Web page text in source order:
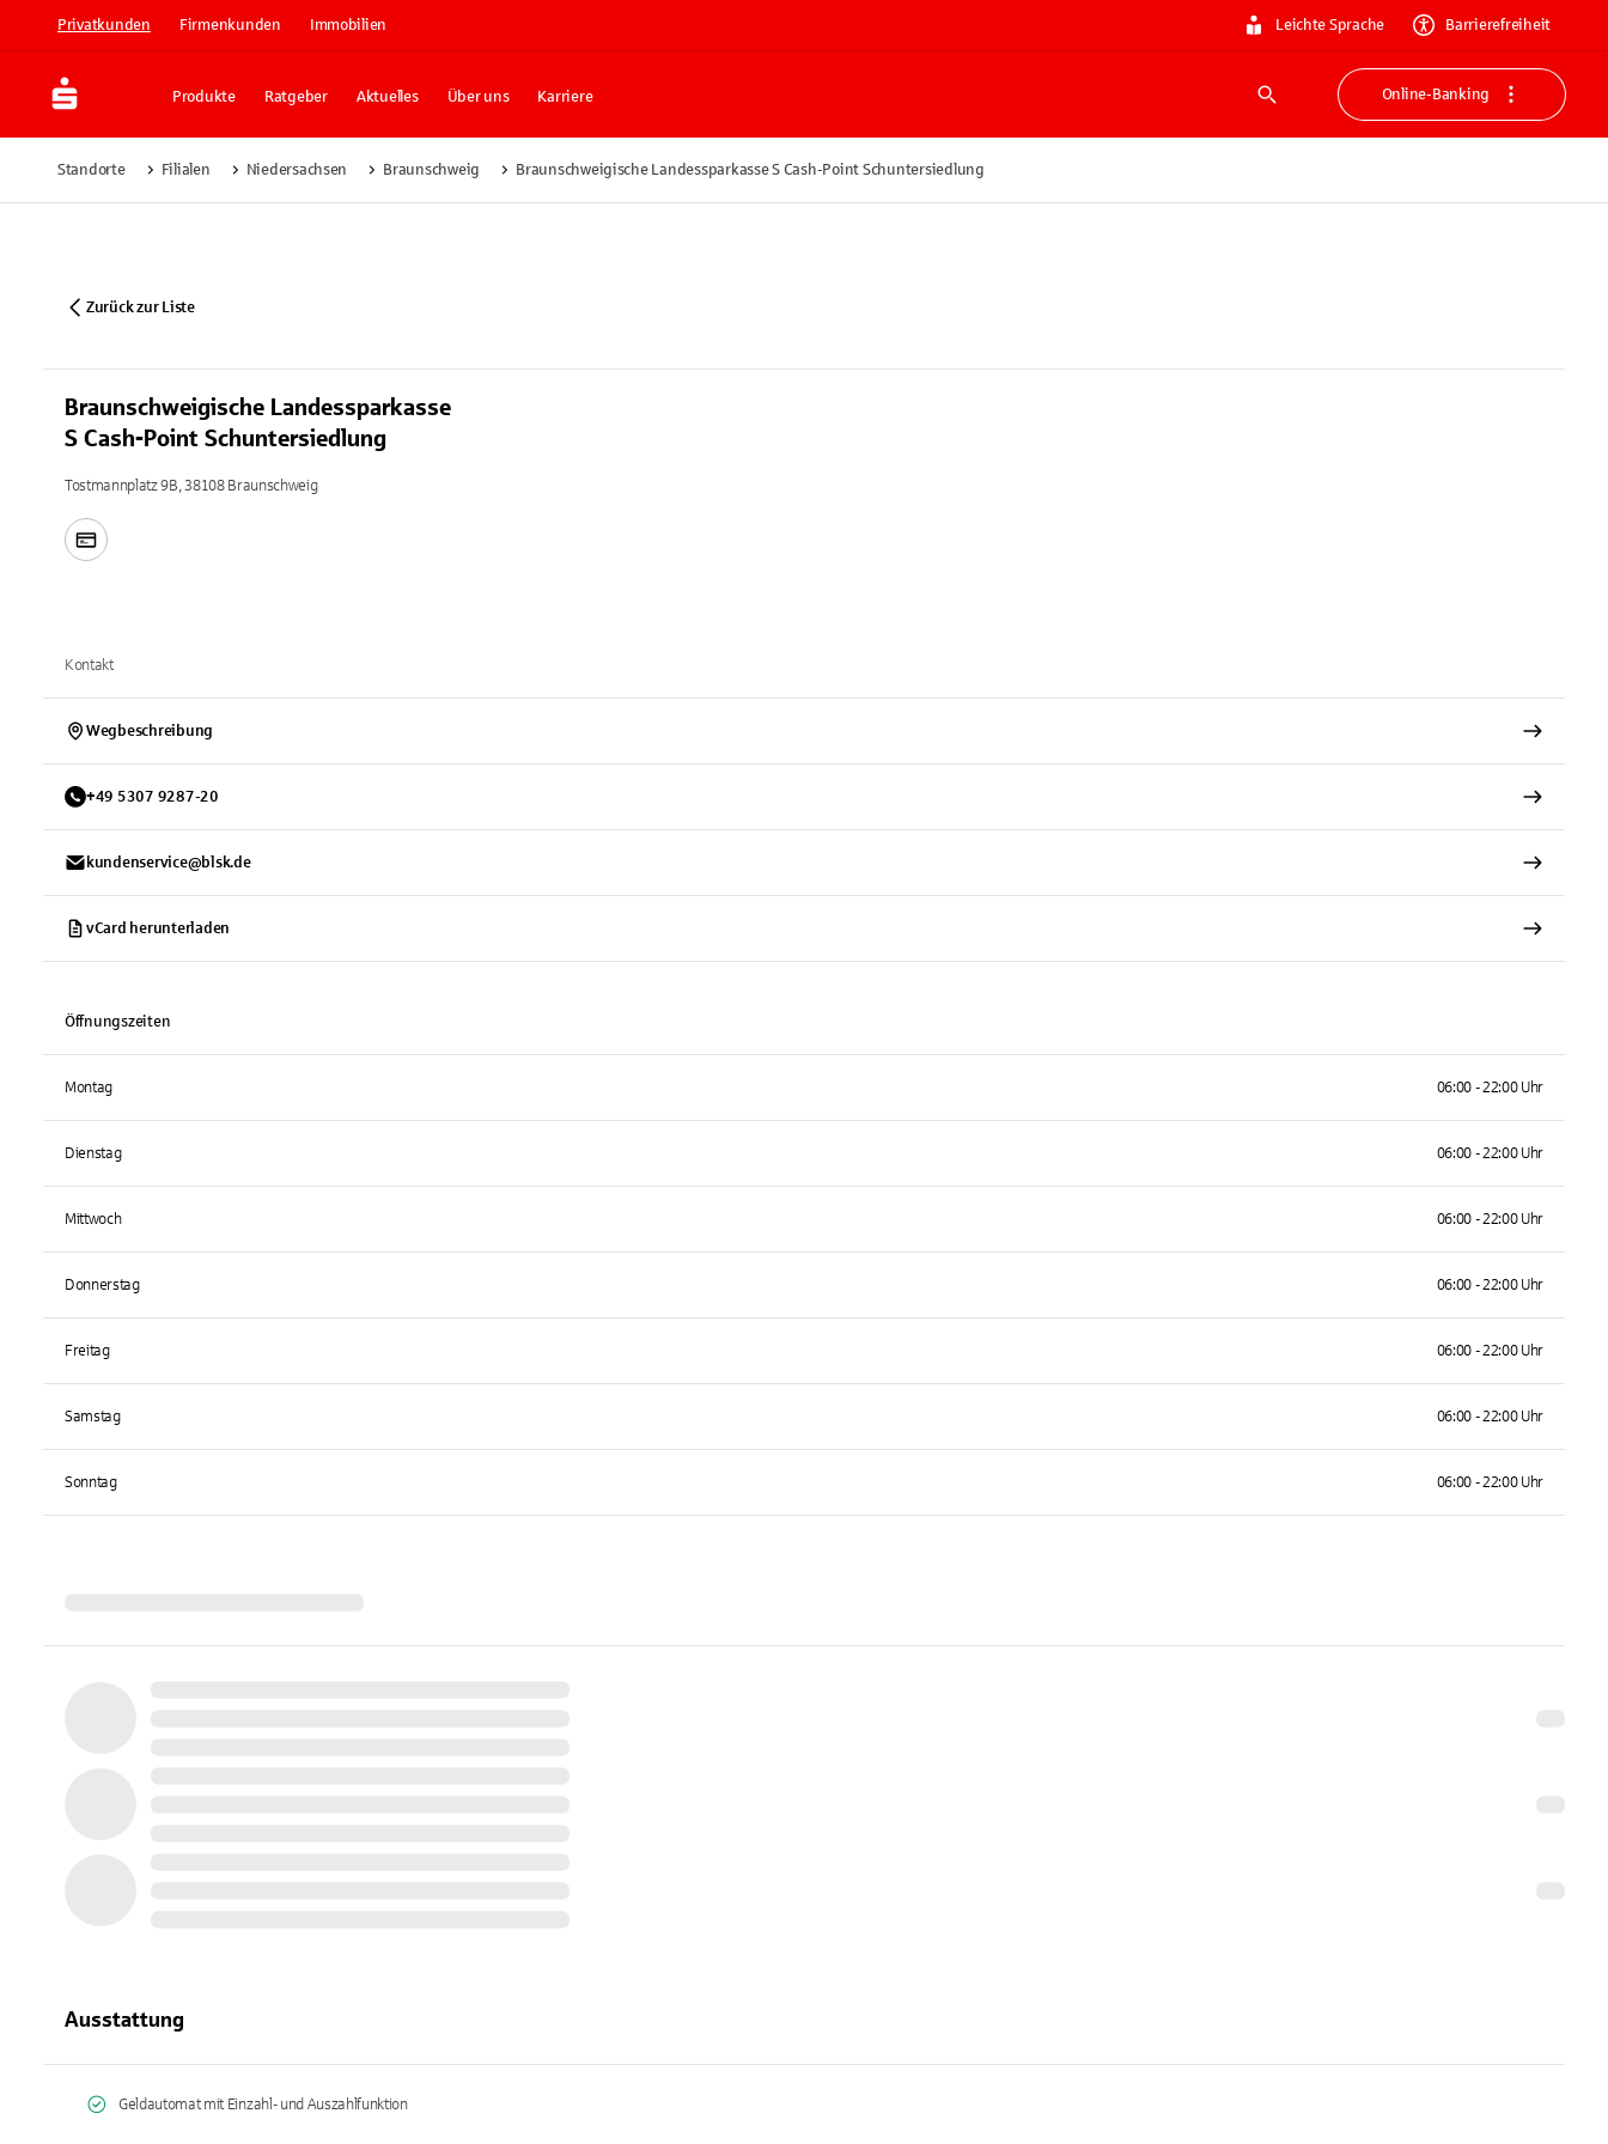
Privatkunden Firmenkunden Immobilien Leichte Sprache Barrierefreiheit
Produkte Ratgeber Aktuelles Über uns Karriere
Suche
Online-Banking
Standorte Filialen Niedersachsen Braunschweig Braunschweigische Landessparkasse S Cash-Point Schuntersiedlung
Zurück zur Liste
Braunschweigische Landessparkasse
S Cash-Point Schuntersiedlung
Tostmannplatz 9B, 38108 Braunschweig
Kontakt
Wegbeschreibung
+49 5307 9287-20
kundenservice@blsk.de
vCard herunterladen
Öffnungszeiten
Montag 06:00 - 22:00 Uhr
Dienstag 06:00 - 22:00 Uhr
Mittwoch 06:00 - 22:00 Uhr
Donnerstag 06:00 - 22:00 Uhr
Freitag 06:00 - 22:00 Uhr
Samstag 06:00 - 22:00 Uhr
Sonntag 06:00 - 22:00 Uhr
Ausstattung
Geldautomat mit Einzahl- und Auszahlfunktion